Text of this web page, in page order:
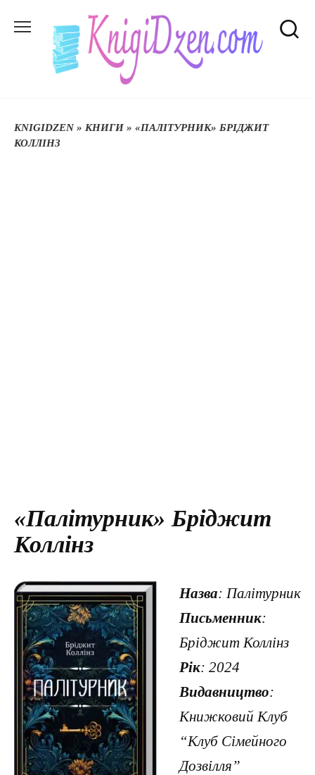
до
KNIGIDZEN» КНИГИ » «ПАЛІТУРНИК» БРІДЖИТ
КОЛЛІНЗ
«Палітурник» Бріджит
Коллінз
Назва: Палітурник
Письменник:
Бріджит Коллінз
Рік: 2024
Видавництво:
Книжковий Клуб
“Клуб Сімейного
Дозвілля”